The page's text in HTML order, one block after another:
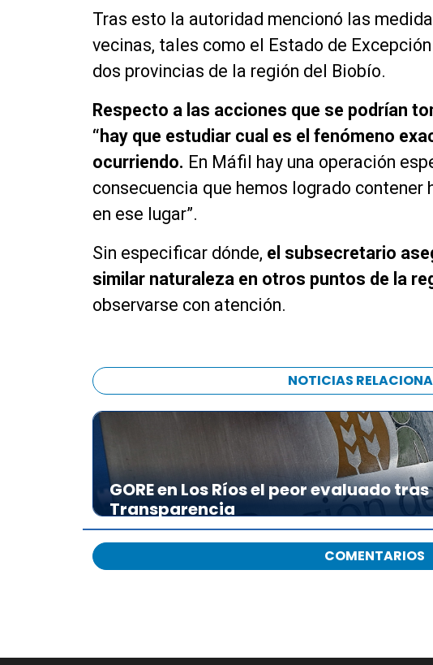
Tras esto la autoridad mencionó las
vecinas, tales como el Estado de
dos provincias de la región del Biobío.
Respecto a las acciones que se podrían
“hay que estudiar cual es el fenómeno
ocurriendo. En Máfil hay una operación
consecuencia que hemos logrado contener
en ese lugar”.
Sin especificar dónde, el subsecretario
similar naturaleza en otros puntos de la
observarse con atención.
NOTICIAS
GORE en Los Ríos el peor evaluado
Transparencia
COMENTARIOS